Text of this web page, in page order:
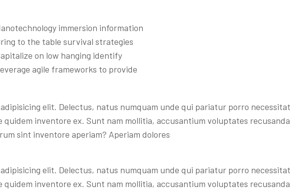
immersion information
to the table survival strategies
on low hanging identify
agile frameworks to provide
elit. Delectus, natus numquam unde qui pariatur porro
inventore ex. Sunt nam mollitia, accusantium voluptates
sint inventore aperiam? Aperiam dolores
elit. Delectus, natus numquam unde qui pariatur porro
inventore ex. Sunt nam mollitia, accusantium voluptates